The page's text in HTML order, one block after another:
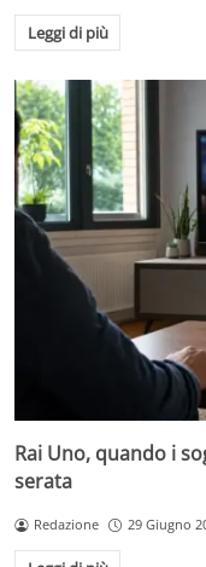
Leggi di più
Rai Uno, quando i
serata
Redazione 29 Giugno